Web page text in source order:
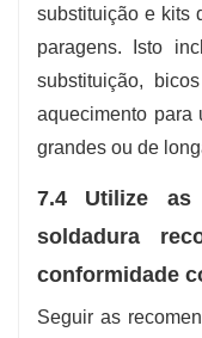
substituição e kits
paragens. Isto
substituição,
aquecimento para
grandes ou de
7.4 Utilize as
soldadura
conformidade
Seguir as